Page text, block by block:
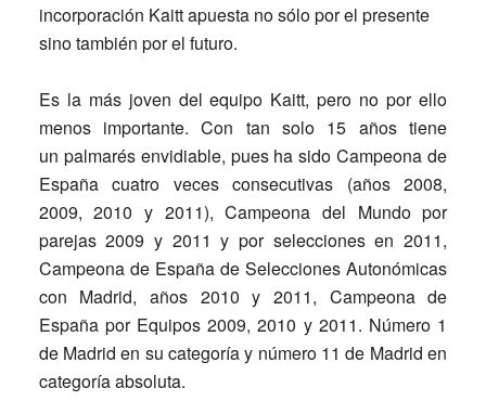
incorporación Kaitt apuesta no sólo por el presente
sino también por el futuro.
Es la más joven del equipo Kaitt, pero no por ello
menos importante. Con tan solo 15 años tiene
un palmarés envidiable, pues ha sido Campeona de
España cuatro veces consecutivas (años 2008,
2009, 2010 y 2011), Campeona del Mundo por
parejas 2009 y 2011 y por selecciones en 2011,
Campeona de España de Selecciones Autonómicas
con Madrid, años 2010 y 2011, Campeona de
España por Equipos 2009, 2010 y 2011. Número 1
de Madrid en su categoría y número 11 de Madrid en
categoría absoluta.